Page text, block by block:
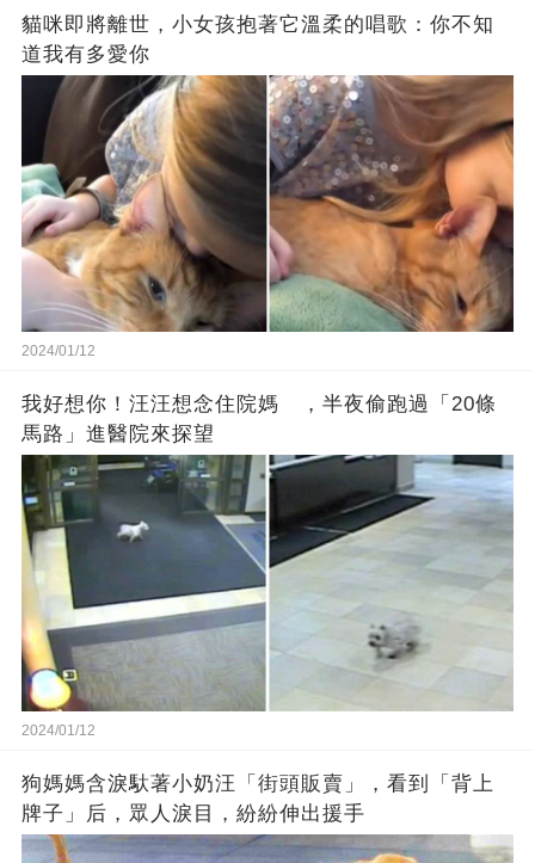
貓咪即將離世，小女孩抱著它溫柔的唱歌：你不知
道我有多愛你
2024/01/12
我好想你！汪汪想念住院媽 ，半夜偷跑過「20條
馬路」進醫院來探望
2024/01/12
狗媽媽含淚馱著小奶汪「街頭販賣」，看到「背上
牌子」后，眾人淚目，紛紛伸出援手